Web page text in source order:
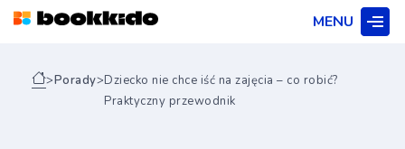
MENU
>Porady>Dziecko nie chce iść na zajęcia – co robić?
Praktyczny przewodnik